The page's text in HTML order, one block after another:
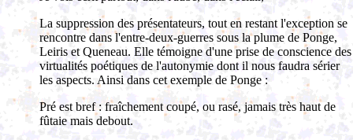
La suppression des présentateurs, tout en restant l'exception se
rencontre dans l'entre-deux-guerres sous la plume de Ponge,
Leiris et Queneau. Elle témoigne d'une prise de conscience des
virtualités poétiques de l'autonymie dont il nous faudra sérier
les aspects. Ainsi dans cet exemple de Ponge :
Pré est bref : fraîchement coupé, ou rasé, jamais très haut de
fûtaie mais debout.